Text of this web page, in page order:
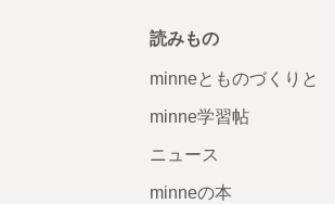
読みもの
minneとものづくりと
minne学習帖
ニュース
minneの本